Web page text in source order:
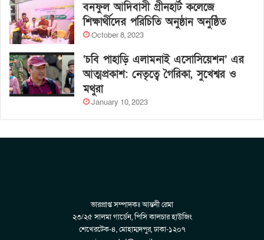
বনফুল আদিবাসী গ্রীনহার্ট কলেজে
শিক্ষার্থীদের পরিচিতি অনুষ্ঠান অনুষ্ঠিত
October 8, 2023
‘চবি পাহাড়ি এলামনাই এসোসিয়েশন’ এর
আত্মপ্রকাশ: নেতৃত্বে গৈরিকা, সুখেশ্বর ও
মথুরা
January 10, 2023
ভারপ্রাপ্ত সম্পাদকঃ আন্তনী রেমা
২৩/২৫ সালমা গার্ডেন, পিসি কালচার হাউজিং
শেখেরটেক-৪, মোহাম্মদপুর, ঢাকা-১২০৭